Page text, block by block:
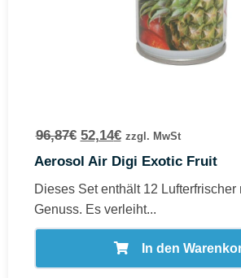
96,87€ 52,14€ zzgl. MwSt
Aerosol Air Digi Exotic Fruit
Dieses Set enthält 12 Lufterfrischer
Genuss. Es verleiht...
In den